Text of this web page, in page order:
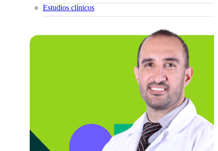
Estudios clínicos